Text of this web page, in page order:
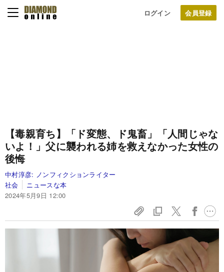
ログイン
【毒親育ち】「ド変態、ド鬼畜」「人間じゃな
いよ！」父に襲われる姉を救えなかった女性の
後悔
中村淳彦: ノンフィクションライター
社会
ニュースな本
2024年5月9日 12:00